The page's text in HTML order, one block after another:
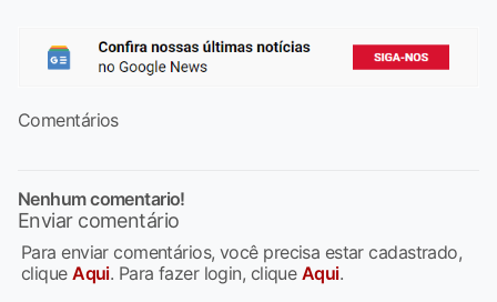
Comentários
Nenhum comentario!
Enviar comentário
Para enviar comentários, você precisa estar cadastrado,
cliqueAqui. Para fazer login, clique Aqui.